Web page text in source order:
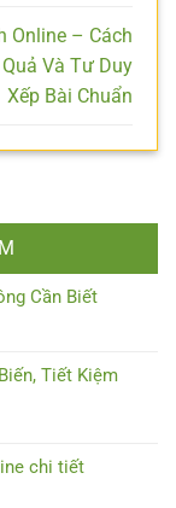
Online – Cách
Và Tư Duy
Xếp Bài Chuẩn
Cần Biết
Tiết Kiệm
chi tiết